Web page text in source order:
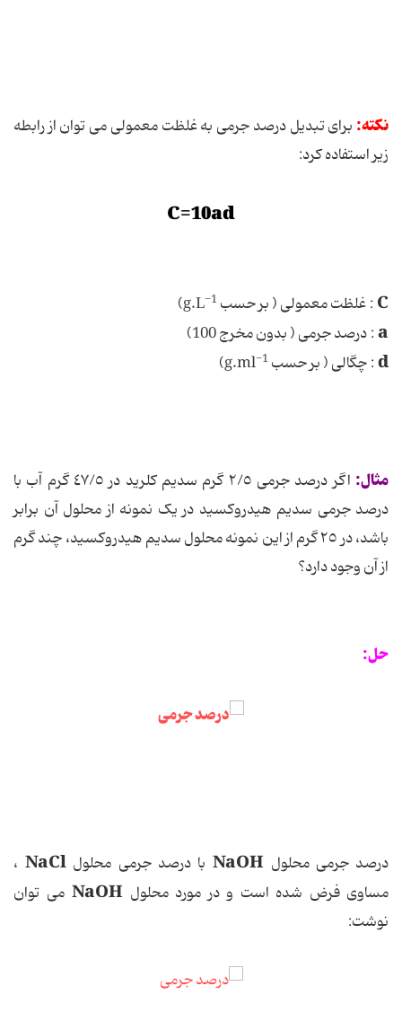
نکته: برای تبدیل درصد جرمی به غلظت معمولی می توان از رابطه
زیر استفاده کرد:
C=10ad
C : غلظت معمولی ( بر حسب g.L -1
)
a: درصد جرمی ( بدون مخرج 100)
d: چگالی ( بر حسب g.ml -1
)
مثال:
اگر درصد جرمی ٢/٥ گرم سدیم کلرید در ٤٧/٥ گرم آب با
درصد جرمی سدیم هیدروکسید در یک نمونه از محلول آن برابر
باشد، در ٢٥ گرم از این نمونه محلول سدیم هیدروکسید، چند گرم
از آن وجود دارد؟
حل:
درصد جرمی محلول NaOH با درصد جرمی محلول NaCl ،
مساوی فرض شده است و در مورد محلول NaOH می توان
نوشت: